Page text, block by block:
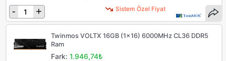
Sistem Özel Fiyat
- +
Twinmos VOLTX 16GB (1x16) 6000MHz CL36 DDR5
Ram
Fark:1.946,74₺